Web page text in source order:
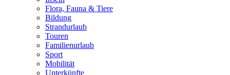
Flora, Fauna & Tiere
Bildung
Strandurlaub
Touren
Familienurlaub
Sport
Mobilität
Unterkünfte